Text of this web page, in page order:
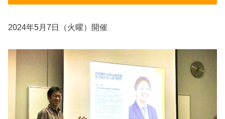
2024年5月7日（火曜）開催